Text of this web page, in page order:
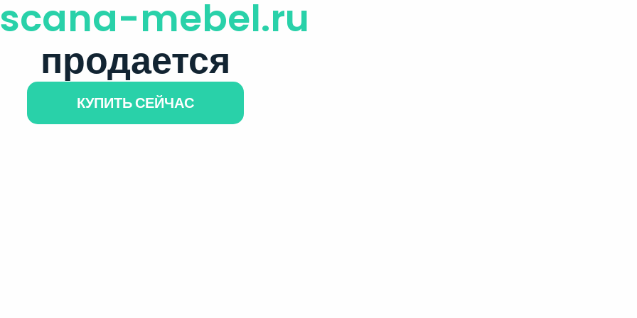
mebel.ru
продается
КУПИТЬ СЕЙЧАС